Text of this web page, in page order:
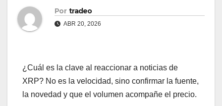
Por tradeo
ABR 20, 2026
¿Cuál es la clave al reaccionar a noticias de
XRP? No es la velocidad, sino confirmar la fuente,
la novedad y que el volumen acompañe el precio.